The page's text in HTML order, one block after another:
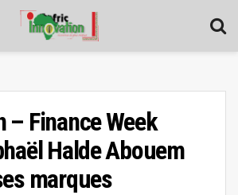
– Finance Week
Halde Abouem
marques